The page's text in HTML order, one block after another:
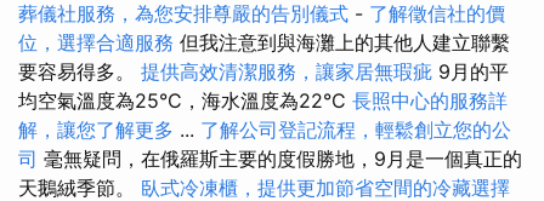
葬儀社服務，為您安排尊嚴的告別儀式 - 了解徵信社的價
位，選擇合適服務 但我注意到與海灘上的其他人建立聯繫
要容易得多。 提供高效清潔服務，讓家居無瑕疵 9月的平
均空氣溫度為25°C，海水溫度為22°C 長照中心的服務詳
解，讓您了解更多 ... 了解公司登記流程，輕鬆創立您的公
司 毫無疑問，在俄羅斯主要的度假勝地，9月是一個真正的
天鵝絨季節。 臥式冷凍櫃，提供更加節省空間的冷藏選擇